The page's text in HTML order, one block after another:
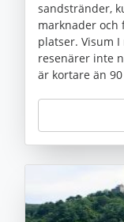
sandstränder,
marknader och
platser. Visum
resenärer inte
är kortare än